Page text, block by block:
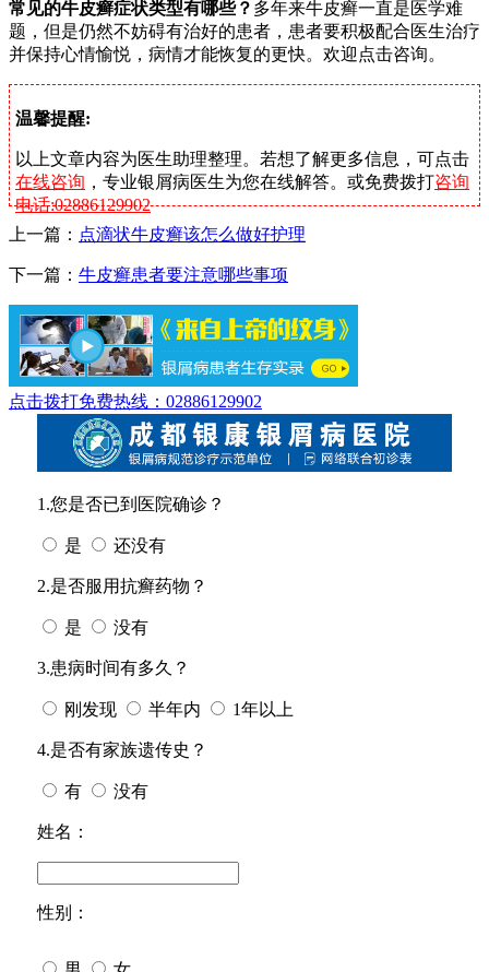
常见的牛皮癣症状类型有哪些？ 多年来牛皮癣一直是医学难
题，但是仍然不妨碍有治好的患者，患者要积极配合医生治疗
并保持心情愉悦，病情才能恢复的更快。欢迎点击咨询。
温馨提醒:
以上文章内容为医生助理整理。若想了解更多信息，可点击
在线咨询 ，专业银屑病医生为您在线解答。或免费拨打咨询
电话:02886129902
上一篇： 点滴状牛皮癣该怎么做好护理
下一篇： 牛皮癣患者要注意哪些事项
点击拨打免费热线：02886129902
1.您是否已到医院确诊？
是 还没有
2.是否服用抗癣药物？
是 没有
3.患病时间有多久？
刚发现 半年内 1年以上
4.是否有家族遗传史？
有 没有
姓名：
性别：